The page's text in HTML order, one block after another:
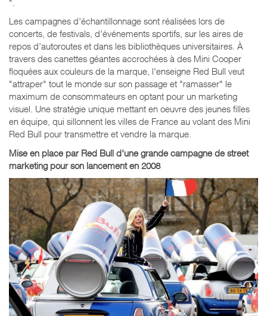
".
Les campagnes d’échantillonnage sont réalisées lors de
concerts, de festivals, d’événements sportifs, sur les aires de
repos d’autoroutes et dans les bibliothèques universitaires. À
travers des canettes géantes accrochées à des Mini Cooper
floquées aux couleurs de la marque, l'enseigne Red Bull veut
"attraper" tout le monde sur son passage et "ramasser" le
maximum de consommateurs en optant pour un marketing
visuel. Une stratégie unique mettant en oeuvre des jeunes filles
en équipe, qui sillonnent les villes de France au volant des Mini
Red Bull pour transmettre et vendre la marque.
Mise en place par Red Bull d'une grande campagne de street
marketing pour son lancement en 2008